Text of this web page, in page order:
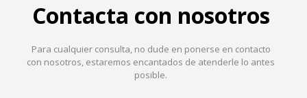
Contacta con nosotros
Para cualquier consulta, no dude en ponerse en contacto
con nosotros, estaremos encantados de atenderle lo antes
posible.